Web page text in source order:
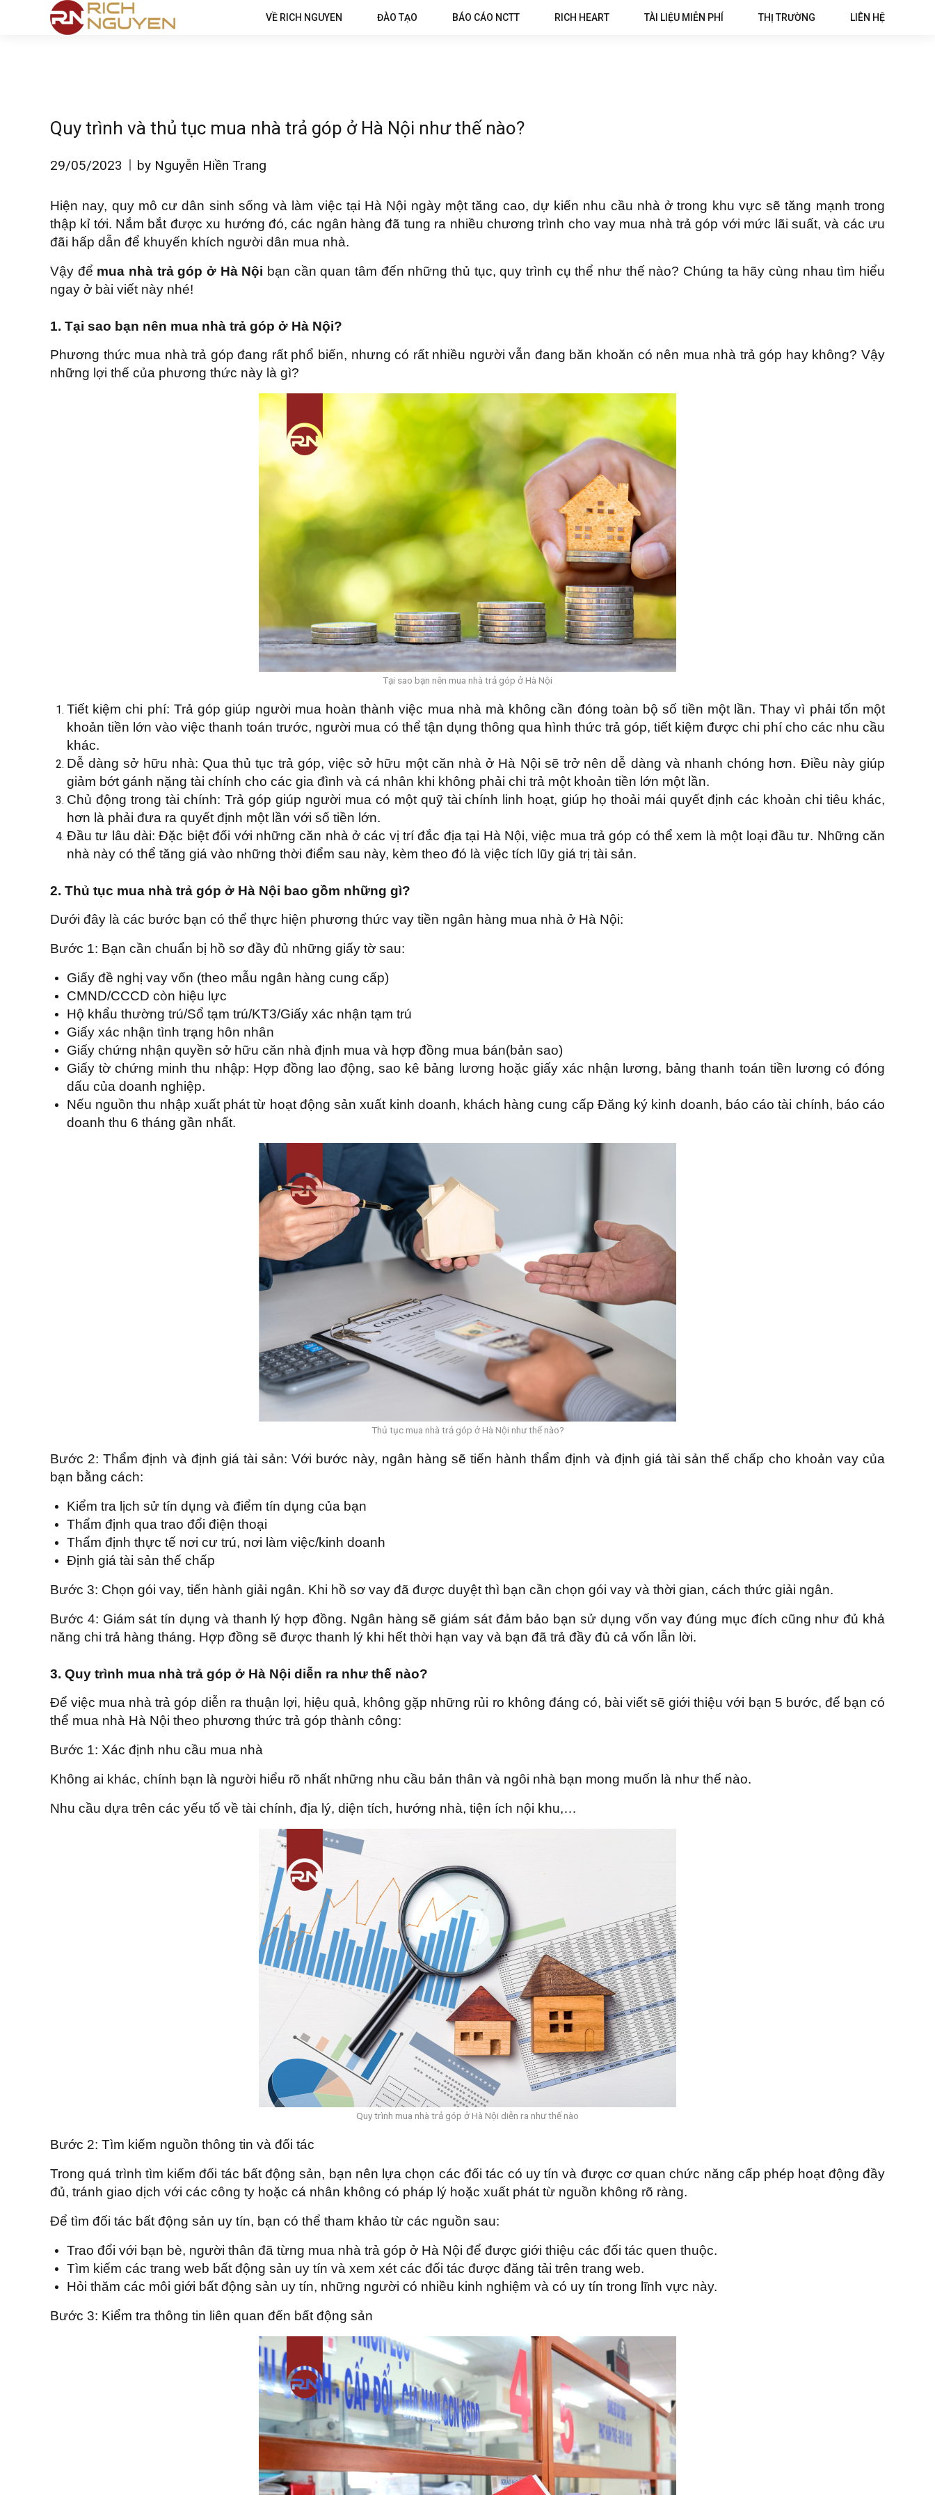
VỀ RICH NGUYEN ĐÀO TẠO BÁO CÁO NCTT RICH HEART TÀI LIỆU MIỄN PHÍ THỊ TRƯỜNG LIÊN HỆ
Quy trình và thủ tục mua nhà trả góp ở Hà Nội như thế nào?
29/05/2023 by Nguyễn Hiền Trang
Hiện nay, quy mô cư dân sinh sống và làm việc tại Hà Nội ngày một tăng cao, dự kiến nhu cầu nhà ở trong khu vực sẽ tăng mạnh trong
thập kỉ tới. Nắm bắt được xu hướng đó, các ngân hàng đã tung ra nhiều chương trình cho vay mua nhà trả góp với mức lãi suất, và các ưu
đãi hấp dẫn để khuyến khích người dân mua nhà.
Vậy để mua nhà trả góp ở Hà Nội bạn cần quan tâm đến những thủ tục, quy trình cụ thể như thế nào? Chúng ta hãy cùng nhau tìm hiểu
ngay ở bài viết này nhé!
1. Tại sao bạn nên mua nhà trả góp ở Hà Nội?
Phương thức mua nhà trả góp đang rất phổ biến, nhưng có rất nhiều người vẫn đang băn khoăn có nên mua nhà trả góp hay không? Vậy
những lợi thế của phương thức này là gì?
Tại sao bạn nên mua nhà trả góp ở Hà Nội
Tiết kiệm chi phí: Trả góp giúp người mua hoàn thành việc mua nhà mà không cần đóng toàn bộ số tiền một lần. Thay vì phải tốn một
khoản tiền lớn vào việc thanh toán trước, người mua có thể tận dụng thông qua hình thức trả góp, tiết kiệm được chi phí cho các nhu cầu
khác.
Dễ dàng sở hữu nhà: Qua thủ tục trả góp, việc sở hữu một căn nhà ở Hà Nội sẽ trở nên dễ dàng và nhanh chóng hơn. Điều này giúp
giảm bớt gánh nặng tài chính cho các gia đình và cá nhân khi không phải chi trả một khoản tiền lớn một lần.
Chủ động trong tài chính: Trả góp giúp người mua có một quỹ tài chính linh hoạt, giúp họ thoải mái quyết định các khoản chi tiêu khác,
hơn là phải đưa ra quyết định một lần với số tiền lớn.
Đầu tư lâu dài: Đặc biệt đối với những căn nhà ở các vị trí đắc địa tại Hà Nội, việc mua trả góp có thể xem là một loại đầu tư. Những căn
nhà này có thể tăng giá vào những thời điểm sau này, kèm theo đó là việc tích lũy giá trị tài sản.
2. Thủ tục mua nhà trả góp ở Hà Nội bao gồm những gì?
Dưới đây là các bước bạn có thể thực hiện phương thức vay tiền ngân hàng mua nhà ở Hà Nội:
Bước 1: Bạn cần chuẩn bị hồ sơ đầy đủ những giấy tờ sau:
Giấy đề nghị vay vốn (theo mẫu ngân hàng cung cấp)
CMND/CCCD còn hiệu lực
Hộ khẩu thường trú/Sổ tạm trú/KT3/Giấy xác nhận tạm trú
Giấy xác nhận tình trạng hôn nhân
Giấy chứng nhận quyền sở hữu căn nhà định mua và hợp đồng mua bán(bản sao)
Giấy tờ chứng minh thu nhập: Hợp đồng lao động, sao kê bảng lương hoặc giấy xác nhận lương, bảng thanh toán tiền lương có đóng
dấu của doanh nghiệp.
Nếu nguồn thu nhập xuất phát từ hoạt động sản xuất kinh doanh, khách hàng cung cấp Đăng ký kinh doanh, báo cáo tài chính, báo cáo
doanh thu 6 tháng gần nhất.
Thủ tục mua nhà trả góp ở Hà Nội như thế nào?
Bước 2: Thẩm định và định giá tài sản: Với bước này, ngân hàng sẽ tiến hành thẩm định và định giá tài sản thế chấp cho khoản vay của
bạn bằng cách:
Kiểm tra lịch sử tín dụng và điểm tín dụng của bạn
Thẩm định qua trao đổi điện thoại
Thẩm định thực tế nơi cư trú, nơi làm việc/kinh doanh
Định giá tài sản thế chấp
Bước 3: Chọn gói vay, tiến hành giải ngân. Khi hồ sơ vay đã được duyệt thì bạn cần chọn gói vay và thời gian, cách thức giải ngân.
Bước 4: Giám sát tín dụng và thanh lý hợp đồng. Ngân hàng sẽ giám sát đảm bảo bạn sử dụng vốn vay đúng mục đích cũng như đủ khả
năng chi trả hàng tháng. Hợp đồng sẽ được thanh lý khi hết thời hạn vay và bạn đã trả đầy đủ cả vốn lẫn lời.
3. Quy trình mua nhà trả góp ở Hà Nội diễn ra như thế nào?
Để việc mua nhà trả góp diễn ra thuận lợi, hiệu quả, không gặp những rủi ro không đáng có, bài viết sẽ giới thiệu với bạn 5 bước, để bạn có
thể mua nhà Hà Nội theo phương thức trả góp thành công:
Bước 1: Xác định nhu cầu mua nhà
Không ai khác, chính bạn là người hiểu rõ nhất những nhu cầu bản thân và ngôi nhà bạn mong muốn là như thế nào.
Nhu cầu dựa trên các yếu tố về tài chính, địa lý, diện tích, hướng nhà, tiện ích nội khu,…
Quy trình mua nhà trả góp ở Hà Nội diễn ra như thế nào
Bước 2: Tìm kiếm nguồn thông tin và đối tác
Trong quá trình tìm kiếm đối tác bất động sản, bạn nên lựa chọn các đối tác có uy tín và được cơ quan chức năng cấp phép hoạt động đầy
đủ, tránh giao dịch với các công ty hoặc cá nhân không có pháp lý hoặc xuất phát từ nguồn không rõ ràng.
Để tìm đối tác bất động sản uy tín, bạn có thể tham khảo từ các nguồn sau:
Trao đổi với bạn bè, người thân đã từng mua nhà trả góp ở Hà Nội để được giới thiệu các đối tác quen thuộc.
Tìm kiếm các trang web bất động sản uy tín và xem xét các đối tác được đăng tải trên trang web.
Hỏi thăm các môi giới bất động sản uy tín, những người có nhiều kinh nghiệm và có uy tín trong lĩnh vực này.
Bước 3: Kiểm tra thông tin liên quan đến bất động sản